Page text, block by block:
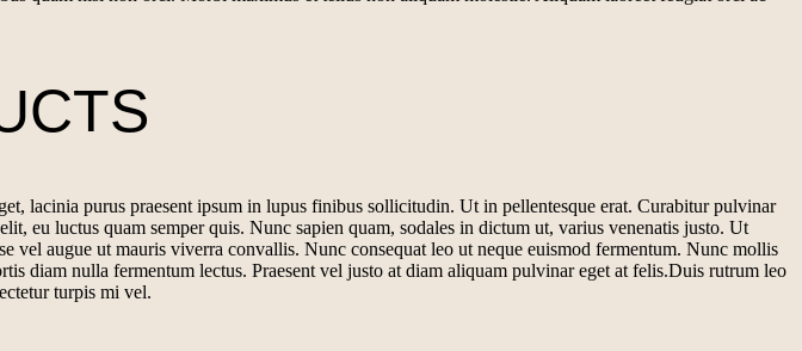
lacinia purus praesent ipsum in lupus finibus sollicitudin. Ut in pellentesque erat. Curabitur pulvinar
eu luctus quam semper quis. Nunc sapien quam, sodales in dictum ut, varius venenatis justo. Ut
augue ut mauris viverra convallis. Nunc consequat leo ut neque euismod fermentum. Nunc mollis
diam nulla fermentum lectus. Praesent vel justo at diam aliquam pulvinar eget at felis.Duis rutrum leo
turpis mi vel.